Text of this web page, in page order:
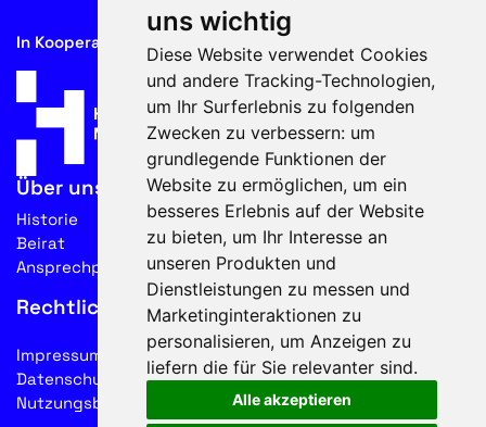
uns wichtig
Diese Website verwendet Cookies
und andere Tracking-Technologien,
um Ihr Surferlebnis zu folgenden
Zwecken zu verbessern: um
grundlegende Funktionen der
Website zu ermöglichen, um ein
besseres Erlebnis auf der Website
zu bieten, um Ihr Interesse an
unseren Produkten und
Dienstleistungen zu messen und
Marketinginteraktionen zu
personalisieren, um Anzeigen zu
liefern die für Sie relevanter sind.
Alle akzeptieren
In Kooperation mit
Über uns
Historie
Beirat
Ansprechpartner
Rechtliches
Impressum
Datenschutz
Nutzungsbedingungen